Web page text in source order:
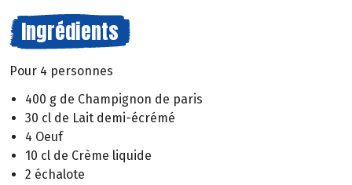
Ingrédients
Pour 4 personnes
400 g de Champignon de paris
30 cl de Lait demi-écrémé
4 Oeuf
10 cl de Crème liquide
2 échalote